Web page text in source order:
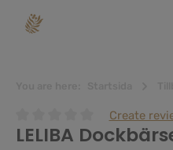
Genomsnittligt betyg på 0
Create
LELIBA